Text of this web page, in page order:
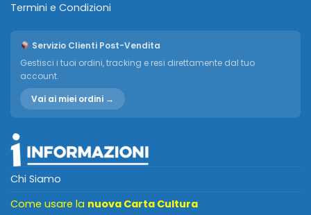
Termini e Condizioni
Servizio Clienti Post-Vendita
Gestisci i tuoi ordini, tracking e resi direttamente dal tuo
account.
Vai ai miei ordini →
Chi Siamo
Come usare la nuova Carta Cultura